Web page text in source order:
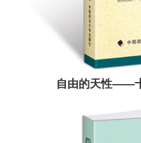
自由的天性——